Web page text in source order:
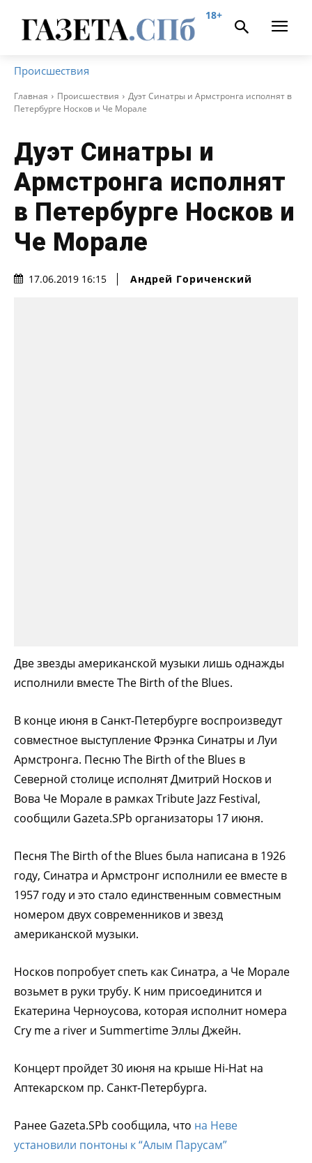
18+
Происшествия
Главная Происшествия
Дуэт Синатры и Армстронга исполнят в
Петербурге Носков и Че Морале
Дуэт Синатры и
Армстронга исполнят
в Петербурге Носков и
Че Морале
17.06.2019 16:15 Андрей Гориченcкий
Две звезды американской музыки лишь однажды
исполнили вместе The Birth of the Blues.
В конце июня в Санкт-Петербурге воспроизведут
совместное выступление Фрэнка Синатры и Луи
Армстронга. Песню The Birth of the Blues в
Северной столице исполнят Дмитрий Носков и
Вова Че Морале в рамках Tribute Jazz Festival,
сообщили Gazeta.SPb организаторы 17 июня.
Песня The Birth of the Blues была написана в 1926
году, Синатра и Армстронг исполнили ее вместе в
1957 году и это стало единственным совместным
номером двух современников и звезд
американской музыки.
Носков попробует спеть как Синатра, а Че Морале
возьмет в руки трубу. К ним присоединится и
Екатерина Черноусова, которая исполнит номера
Cry me a river и Summertime Эллы Джейн.
Концерт пройдет 30 июня на крыше Hi-Hat на
Аптекарском пр. Санкт-Петербурга.
Ранее Gazeta.SPb сообщила, что на Неве
установили понтоны к “Алым Парусам”